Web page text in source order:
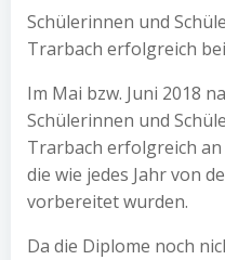
Schülerinnen und
Trarbach erfolgreich
Im Mai bzw. Juni 2018
Schülerinnen und
Trarbach erfolgreich
die wie jedes Jahr von
vorbereitet wurden.
Da die Diplome noch